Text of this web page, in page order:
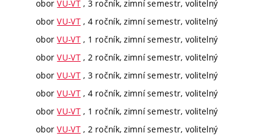
oborVU-VT, 3 ročník, zimní semestr, volitelný
oborVU-VT, 4 ročník, zimní semestr, volitelný
oborVU-VT, 1 ročník, zimní semestr, volitelný
oborVU-VT, 2 ročník, zimní semestr, volitelný
oborVU-VT, 3 ročník, zimní semestr, volitelný
oborVU-VT, 4 ročník, zimní semestr, volitelný
oborVU-VT, 1 ročník, zimní semestr, volitelný
oborVU-VT, 2 ročník, zimní semestr, volitelný